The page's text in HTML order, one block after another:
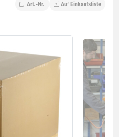
Art.-Nr. Auf Einkaufsliste